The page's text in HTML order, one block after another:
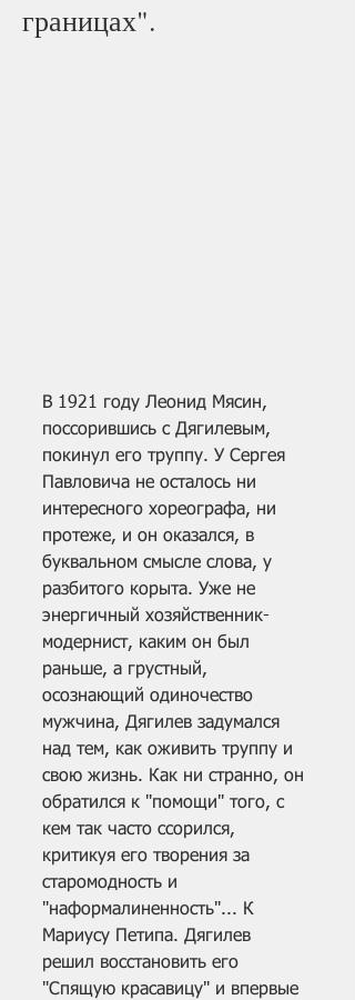
границах".
В 1921 году Леонид Мясин,
поссорившись с Дягилевым,
покинул его труппу. У Сергея
Павловича не осталось ни
интересного хореографа, ни
протеже, и он оказался, в
буквальном смысле слова, у
разбитого корыта. Уже не
энергичный хозяйственник-
модернист, каким он был
раньше, а грустный,
осознающий одиночество
мужчина, Дягилев задумался
над тем, как оживить труппу и
свою жизнь. Как ни странно, он
обратился к "помощи" того, с
кем так часто ссорился,
критикуя его творения за
старомодность и
"наформалиненность"... К
Мариусу Петипа. Дягилев
решил восстановить его
"Спящую красавицу" и впервые